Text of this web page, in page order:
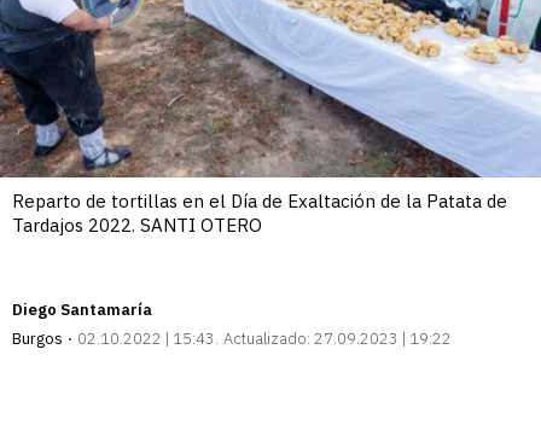
Reparto de tortillas en el Día de Exaltación de la Patata de
Tardajos 2022. SANTI OTERO
Diego Santamaría
Burgos
02.10.2022 | 15:43 Actualizado: 27.09.2023 | 19:22